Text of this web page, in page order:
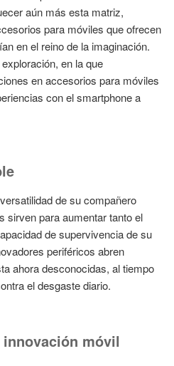
aún más esta matriz,
para móviles que ofrecen
en el reino de la imaginación.
en la que
en accesorios para móviles
con el smartphone a
de su compañero
sirven para aumentar tanto el
de supervivencia de su
periféricos abren
ahora desconocidas, al tiempo
el desgaste diario.
móvil